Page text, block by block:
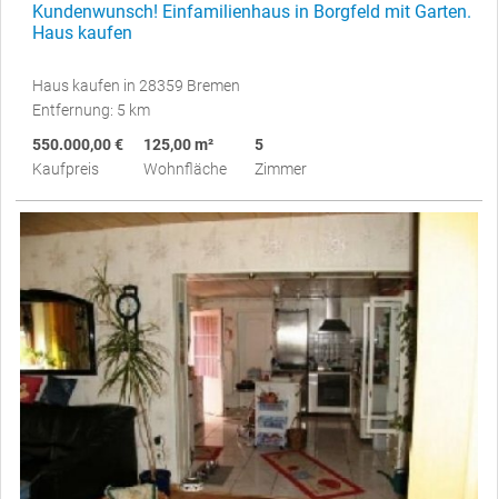
Kundenwunsch! Einfamilienhaus in Borgfeld mit Garten.
Haus kaufen
Haus kaufen in 28359 Bremen
Entfernung: 5 km
550.000,00 €
Kaufpreis
125,00 m²
Wohnfläche
5
Zimmer